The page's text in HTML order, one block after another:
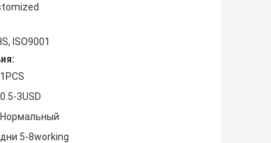
ISO9001
1PCS
0.5-3USD
Нормальный
дни 5-8working